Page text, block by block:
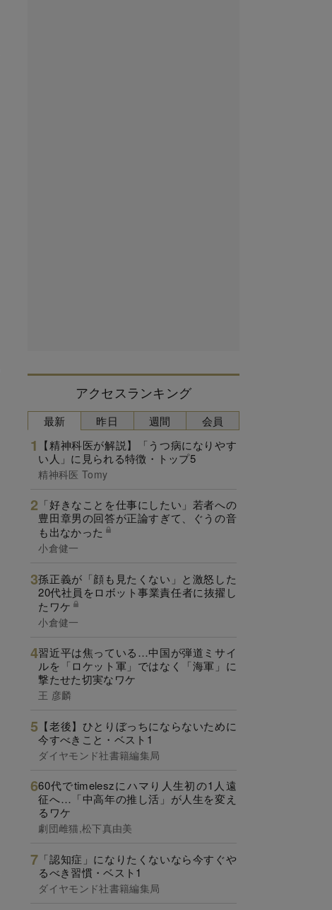
アクセスランキング
最新
【精神科医が解説】「うつ病になりやす
い人」に見られる特徴・トップ5
精神科医 Tomy
「好きなことを仕事にしたい」若者への
豊田章男の回答が正論すぎて、ぐうの音
も出なかった
小倉健一
孫正義が「顔も見たくない」と激怒した
20代社員をロボット事業責任者に抜擢し
たワケ
小倉健一
習近平は焦っている…中国が弾道ミサイ
ルを「ロケット軍」ではなく「海軍」に
撃たせた切実なワケ
王 彦麟
【老後】ひとりぼっちにならないために
今すべきこと・ベスト1
ダイヤモンド社書籍編集局
60代でtimeleszにハマり人生初の1人遠
征へ…「中高年の推し活」が人生を変え
るワケ
劇団雌猫,松下真由美
「認知症」になりたくないなら今すぐや
るべき習慣・ベスト1
ダイヤモンド社書籍編集局
昨日 週間 会員